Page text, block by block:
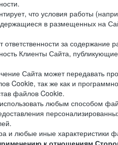
что условия работы
в размещенных на
ответственности за
Клиенты Сайта,
Сайта может передавать
Cookie, так же как и
файлов Cookie.
любым способом
и любые иные
к отношениям